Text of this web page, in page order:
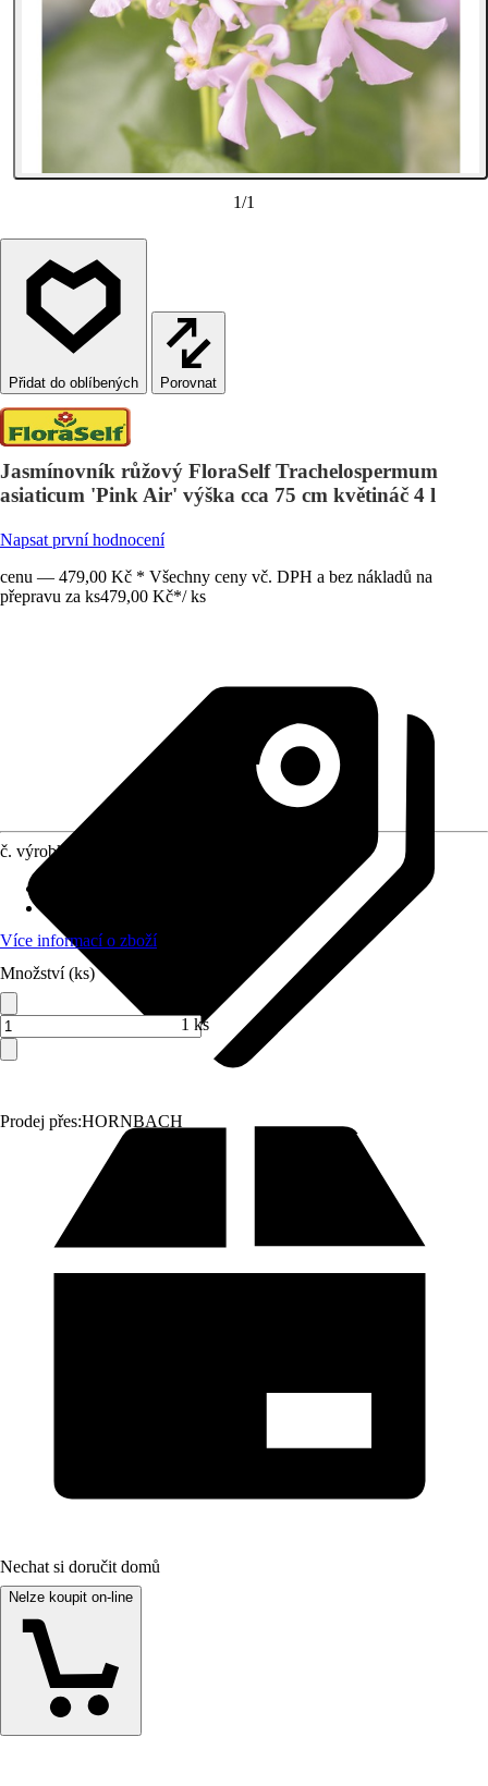
1/1
Porovnat
Jasmínovník růžový FloraSelf Trachelospermum
asiaticum 'Pink Air' výška cca 75 cm květináč 4 l
Napsat první hodnocení
cenu — 479,00 Kč * Všechny ceny vč. DPH a bez nákladů na
přepravu za ks479,00 Kč*/ ks
Prodej přes:HORNBACH
č. výrobku
Více informací o zboží
Množství (ks)
1 ks
Nechat si doručit domů
Nelze koupit on-line